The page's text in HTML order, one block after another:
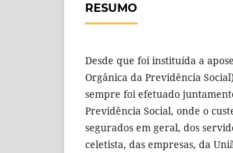
RESUMO
Desde que foi instituída a
Orgânica da Previdência
sempre foi efetuado
Previdência Social, onde o
segurados em geral, dos
celetista, das empresas, da